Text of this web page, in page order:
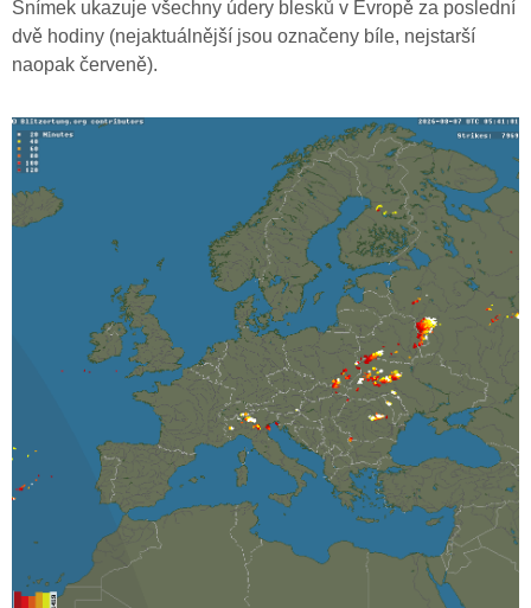
Snímek ukazuje všechny údery blesků v Evropě za poslední
dvě hodiny (nejaktuálnější jsou označeny bíle, nejstarší
naopak červeně).